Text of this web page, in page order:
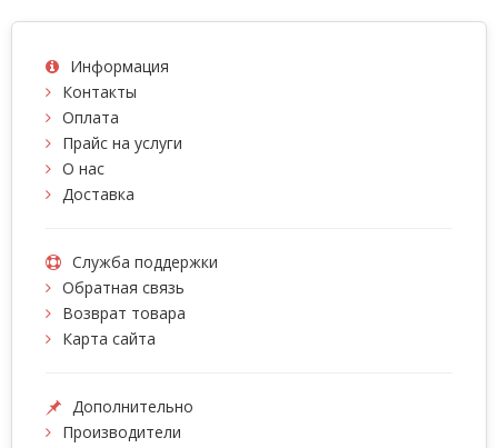
Информация
Контакты
Оплата
Прайс на услуги
О нас
Доставка
Служба поддержки
Обратная связь
Возврат товара
Карта сайта
Дополнительно
Производители